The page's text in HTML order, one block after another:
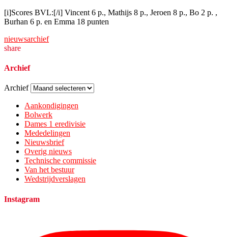
[i]Scores BVL:[/i] Vincent 6 p., Mathijs 8 p., Jeroen 8 p., Bo 2 p. ,
Burhan 6 p. en Emma 18 punten
nieuwsarchief
share
Archief
Archief
Aankondigingen
Bolwerk
Dames 1 eredivisie
Mededelingen
Nieuwsbrief
Overig nieuws
Technische commissie
Van het bestuur
Wedstrijdverslagen
Instagram